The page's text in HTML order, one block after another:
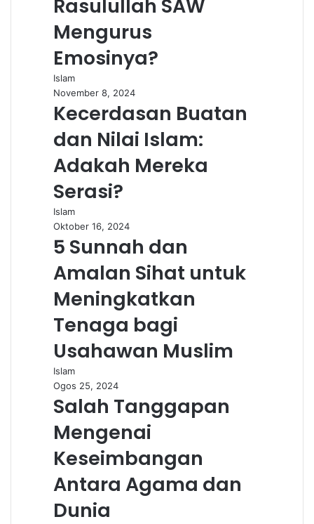
Rasulullah SAW
Mengurus
Emosinya?
Islam
November 8, 2024
Kecerdasan Buatan
dan Nilai Islam:
Adakah Mereka
Serasi?
Islam
Oktober 16, 2024
5 Sunnah dan
Amalan Sihat untuk
Meningkatkan
Tenaga bagi
Usahawan Muslim
Islam
Ogos 25, 2024
Salah Tanggapan
Mengenai
Keseimbangan
Antara Agama dan
Dunia